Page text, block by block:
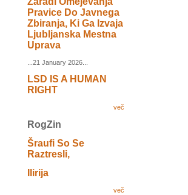
Pravice Do Javnega
Zbiranja, Ki Ga Izvaja
Ljubljanska Mestna
Uprava
...21 January 2026...
LSD IS A HUMAN
RIGHT
več
RogZin
Šraufi So Se
Raztresli,
Ilirija
več